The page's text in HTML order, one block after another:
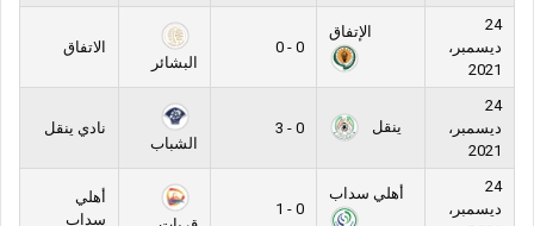
24
ديسمبر،
2021
الإتفاق
0 - 0
البشائر
الاتفاق
24
ديسمبر،
2021
ينقل
0 - 3
الشباب
نادي ينقل
24
ديسمبر،
أهلي سداب
0 - 1
أهلي
سداب